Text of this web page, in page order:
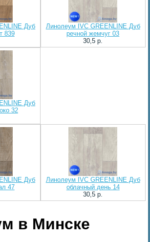
Дуб
839
Линолеум IVC GREENLINE Дуб
речной жемчуг 03
30,5 p.
Дуб
32
Дуб
47
Линолеум IVC GREENLINE Дуб
облачный день 14
30,5 p.
в Минске